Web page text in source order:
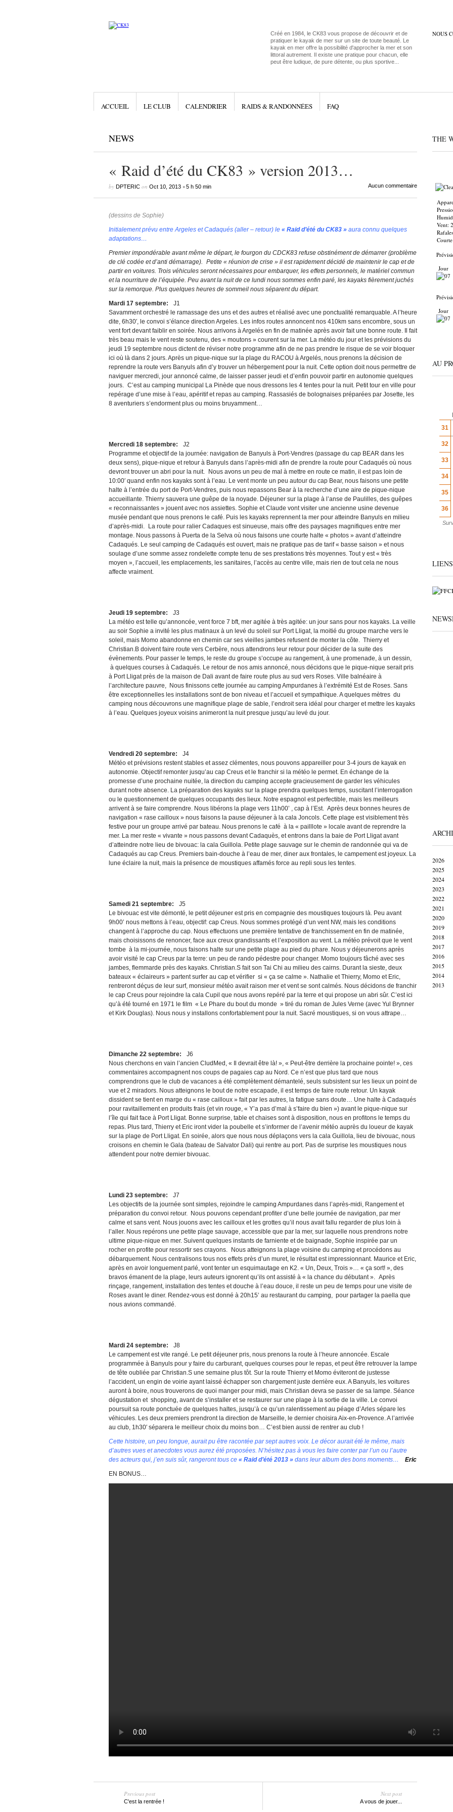
Créé en 1984, le CK83 vous propose de découvrir et de
pratiquer le kayak de mer sur un site de toute beauté. Le
kayak en mer offre la possibilité d'approcher la mer et son
littoral autrement. Il existe une pratique pour chacun, elle
peut être ludique, de pure détente, ou plus sportive...
NOUS
ACCUEIL LE CLUB CALENDRIER RAIDS & RANDONNÉES FAQ
NEWS
« Raid d’été du CK83 » version 2013…
by DPTERICon Oct 10, 2013•5 h 50 min Aucun commentaire
(dessins de Sophie)
Initialement prévu entre Argeles et Cadaqués (aller – retour) le « Raid d’été du CK83 »aura connu quelques
adaptations…
Premier impondérable avant même le départ, le fourgon du CDCK83 refuse obstinément de démarrer (problème
de clé codée et d’anti démarrage). Petite « réunion de crise » il est rapidement décidé de maintenir le cap et de
partir en voitures. Trois véhicules seront nécessaires pour embarquer, les effets personnels, le matériel commun
et la nourriture de l’équipée. Peu avant la nuit de ce lundi nous sommes enfin paré, les kayaks fièrement juchés
sur la remorque. Plus quelques heures de sommeil nous séparent du départ.
Mardi 17 septembre: J1
Savamment orchestré le ramassage des uns et des autres et réalisé avec une ponctualité remarquable. A l’heure
dite, 6h30′, le convoi s’élance direction Argeles. Les infos routes annoncent nos 410km sans encombre, sous un
vent fort devant faiblir en soirée. Nous arrivons à Argelés en fin de matinée après avoir fait une bonne route. Il fait
très beau mais le vent reste soutenu, des « moutons » courent sur la mer. La météo du jour et les prévisions du
jeudi 19 septembre nous dictent de réviser notre programme afin de ne pas prendre le risque de se voir bloquer
ici où là dans 2 jours. Après un pique-nique sur la plage du RACOU à Argelés, nous prenons la décision de
reprendre la route vers Banyuls afin d’y trouver un hébergement pour la nuit. Cette option doit nous permettre de
naviguer mercredi, jour annoncé calme, de laisser passer jeudi et d’enfin pouvoir partir en autonomie quelques
jours. C’est au camping municipal La Pinède que nous dressons les 4 tentes pour la nuit. Petit tour en ville pour
repérage d’une mise à l’eau, apéritif et repas au camping. Rassasiés de bolognaises préparées par Josette, les
8 aventuriers s’endorment plus ou moins bruyamment…
Mercredi 18 septembre:
J2
Programme et objectif de la journée: navigation de Banyuls à Port-Vendres (passage du cap BEAR dans les
deux sens), pique-nique et retour à Banyuls dans l’après-midi afin de prendre la route pour Cadaqués où nous
devront trouver un abri pour la nuit. Nous avons un peu de mal à mettre en route ce matin, il est pas loin de
10:00′ quand enfin nos kayaks sont à l’eau. Le vent monte un peu autour du cap Bear, nous faisons une petite
halte à l’entrée du port de Port-Vendres, puis nous repassons Bear à la recherche d’une aire de pique-nique
accueillante. Thierry sauvera une guêpe de la noyade. Déjeuner sur la plage à l’anse de Paulilles, des guêpes
« reconnaissantes » jouent avec nos assiettes. Sophie et Claude vont visiter une ancienne usine devenue
musée pendant que nous prenons le café. Puis les kayaks reprennent la mer pour atteindre Banyuls en milieu
d’après-midi. La route pour ralier Cadaques est sinueuse, mais offre des paysages magnifiques entre mer
montage. Nous passons à Puerta de la Selva où nous faisons une courte halte « photos » avant d’atteindre
Cadaqués. Le seul camping de Cadaqués est ouvert, mais ne pratique pas de tarif « basse saison » et nous
soulage d’une somme assez rondelette compte tenu de ses prestations très moyennes. Tout y est « très
moyen », l’accueil, les emplacements, les sanitaires, l’accès au centre ville, mais rien de tout cela ne nous
affecte vraiment.
Jeudi 19 septembre: J3
La météo est telle qu’annoncée, vent force 7 bft, mer agitée à très agitée: un jour sans pour nos kayaks. La veille
au soir Sophie a invité les plus matinaux à un levé du soleil sur Port Lligat, la moitié du groupe marche vers le
soleil, mais Momo abandonne en chemin car ses vieilles jambes refusent de monter la côte. Thierry et
Christian.B doivent faire route vers Cerbère, nous attendrons leur retour pour décider de la suite des
évènements. Pour passer le temps, le reste du groupe s’occupe au rangement, à une promenade, à un dessin,
à quelques courses à Cadaqués. Le retour de nos amis annoncé, nous décidons que le pique-nique serait pris
à Port Lligat près de la maison de Dali avant de faire route plus au sud vers Roses. Ville balnéaire à
l’architecture pauvre, Nous finissons cette journée au camping Ampurdanes à l’extrémité Est de Roses. Sans
être exceptionnelles les installations sont de bon niveau et l’accueil et sympathique. A quelques mètres du
camping nous découvrons une magnifique plage de sable, l’endroit sera idéal pour charger et mettre les kayaks
à l’eau. Quelques joyeux voisins animeront la nuit presque jusqu’au levé du jour.
Vendredi 20 septembre: J4
Météo et prévisions restent stables et assez clémentes, nous pouvons appareiller pour 3-4 jours de kayak en
autonomie. Objectif remonter jusqu’au cap Creus et le franchir si la météo le permet. En échange de la
promesse d’une prochaine nuitée, la direction du camping accepte gracieusement de garder les véhicules
durant notre absence. La préparation des kayaks sur la plage prendra quelques temps, suscitant l’interrogation
ou le questionnement de quelques occupants des lieux. Notre espagnol est perfectible, mais les meilleurs
arrivent à se faire comprendre. Nous libérons la plage vers 11h00’ , cap à l’Est. Après deux bonnes heures de
navigation « rase cailloux » nous faisons la pause déjeuner à la cala Joncols. Cette plage est visiblement très
festive pour un groupe arrivé par bateau. Nous prenons le café à la « pailllote » locale avant de reprendre la
mer. La mer reste « vivante » nous passons devant Cadaquès, et entrons dans la baie de Port Lligat avant
d’atteindre notre lieu de bivouac: la cala Guillola. Petite plage sauvage sur le chemin de randonnée qui va de
Cadaqués au cap Creus. Premiers bain-douche à l’eau de mer, diner aux frontales, le campement est joyeux. La
lune éclaire la nuit, mais la présence de moustiques affamés force au repli sous les tentes.
Samedi 21 septembre:
J5
Le bivouac est vite démonté, le petit déjeuner est pris en compagnie des moustiques toujours là. Peu avant
9h00’ nous mettons à l’eau, objectif: cap Creus. Nous sommes protégé d’un vent NW, mais les conditions
changent à l’approche du cap. Nous effectuons une première tentative de franchissement en fin de matinée,
mais choisissons de renoncer, face aux creux grandissants et l’exposition au vent. La météo prévoit que le vent
tombe à la mi-journée, nous faisons halte sur une petite plage au pied du phare. Nous y déjeunerons après
avoir visité le cap Creus par la terre: un peu de rando pédestre pour changer. Momo toujours fâché avec ses
jambes, flemmarde près des kayaks. Christian.S fait son Tai Chi au milieu des cairns. Durant la sieste, deux
bateaux « éclaireurs » partent surfer au cap et vérifier si « ça se calme ». Nathalie et Thierry, Momo et Eric,
rentreront déçus de leur surf, monsieur météo avait raison mer et vent se sont calmés. Nous décidons de franchir
le cap Creus pour rejoindre la cala Cupil que nous avons repéré par la terre et qui propose un abri sûr. C’est ici
qu’à été tourné en 1971 le film « Le Phare du bout du monde » tiré du roman de Jules Verne (avec Yul Brynner
et Kirk Douglas). Nous nous y installons confortablement pour la nuit. Sacré moustiques, si on vous attrape…
Dimanche 22 septembre:
J6
Nous cherchons en vain l’ancien CludMed, « Il devrait être là! », « Peut-être derrière la prochaine pointe! », ces
commentaires accompagnent nos coups de pagaies cap au Nord. Ce n’est que plus tard que nous
comprendrons que le club de vacances a été complètement démantelé, seuls subsistent sur les lieux un point de
vue et 2 miradors. Nous atteignons le bout de notre escapade, il est temps de faire route retour. Un kayak
dissident se tient en marge du « rase cailloux » fait par les autres, la fatigue sans doute… Une halte à Cadaqués
pour ravitaillement en produits frais (et vin rouge, « Y’a pas d’mal à s’faire du bien ») avant le pique-nique sur
l’île qui fait face à Port Lligat. Bonne surprise, table et chaises sont à disposition, nous en profitons le temps du
repas. Plus tard, Thierry et Eric iront vider la poubelle et s’informer de l’avenir météo auprès du loueur de kayak
sur la plage de Port Lligat. En soirée, alors que nous nous déplaçons vers la cala Guillola, lieu de bivouac, nous
croisons en chemin le Gala (bateau de Salvator Dali) qui rentre au port. Pas de surprise les moustiques nous
attendent pour notre dernier bivouac.
Lundi 23 septembre: J7
Les objectifs de la journée sont simples, rejoindre le camping Ampurdanes dans l’après-midi, Rangement et
préparation du convoi retour. Nous pouvons cependant profiter d’une belle journée de navigation, par mer
calme et sans vent. Nous jouons avec les cailloux et les grottes qu’il nous avait fallu regarder de plus loin à
l’aller. Nous repérons une petite plage sauvage, accessible que par la mer, sur laquelle nous prendrons notre
ultime pique-nique en mer. Suivent quelques instants de farniente et de baignade, Sophie inspirée par un
rocher en profite pour ressortir ses crayons. Nous atteignons la plage voisine du camping et procédons au
débarquement. Nous centralisons tous nos effets près d’un muret, le résultat est impressionnant. Maurice et Eric,
après en avoir longuement parlé, vont tenter un esquimautage en K2. « Un, Deux, Trois »… « ça sort! », des
bravos émanent de la plage, leurs auteurs ignorent qu’ils ont assisté à « la chance du débutant ». Après
rinçage, rangement, installation des tentes et douche à l’eau douce, il reste un peu de temps pour une visite de
Roses avant le diner. Rendez-vous est donné à 20h15’ au restaurant du camping, pour partager la paella que
nous avions commandé.
Mardi 24 septembre: J8
Le campement est vite rangé. Le petit déjeuner pris, nous prenons la route à l’heure annoncée. Escale
programmée à Banyuls pour y faire du carburant, quelques courses pour le repas, et peut être retrouver la lampe
de tête oubliée par Christian.S une semaine plus tôt. Sur la route Thierry et Momo éviteront de justesse
l’accident, un engin de voirie ayant laissé échapper son chargement juste derrière eux. A Banyuls, les voitures
auront à boire, nous trouverons de quoi manger pour midi, mais Christian devra se passer de sa lampe. Séance
dégustation et shopping, avant de s’installer et se restaurer sur une plage à la sortie de la ville. Le convoi
poursuit sa route ponctuée de quelques haltes, jusqu’à ce qu’un ralentissement au péage d’Arles sépare les
véhicules. Les deux premiers prendront la direction de Marseille, le dernier choisira Aix-en-Provence. A l’arrivée
au club, 1h30′ séparera le meilleur choix du moins bon… C’est bien aussi de rentrer au club !
Cette histoire, un peu longue, aurait pu être racontée par sept autres voix. Le décor aurait été le même, mais
d’autres vues et anecdotes vous aurez été proposées. N’hésitez pas à vous les faire conter par l’un ou l’autre
des acteurs qui, j’en suis sûr, rangeront tous ce « Raid d’été 2013 »dans leur album des bons moments… Eric
EN BONUS…
Previous post
C'est la rentrée !
Next post
A vous de jouer...
THE
Vent:
Jour
Jour
AU
31
32
33
34
35
36
LIENS
2026
2025
2024
2023
2022
2021
2020
2019
2018
2017
2016
2015
2014
2013